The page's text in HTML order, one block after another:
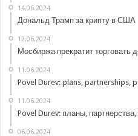
14.06.2024
Дональд Трамп за крипту в США
12.06.2024
Мосбиржа прекратит торговать
11.06.2024
Povel Durev: plans, partnerships,
11.06.2024
Povel Durev: планы, партнерства,
06.06.2024